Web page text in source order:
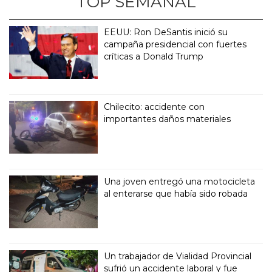
EEUU: Ron DeSantis inició su
campaña presidencial con fuertes
críticas a Donald Trump
Chilecito: accidente con
importantes daños materiales
Una joven entregó una motocicleta
al enterarse que había sido robada
Un trabajador de Vialidad Provincial
sufrió un accidente laboral y fue